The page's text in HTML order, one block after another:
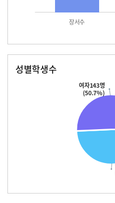
장서수
성별학생수
여자143명
(50.7%)